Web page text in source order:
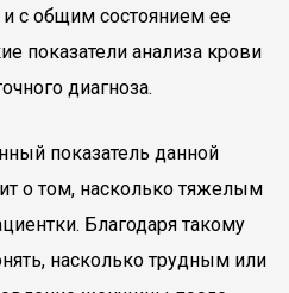
с общим состоянием ее
показатели анализа крови
диагноза.
показатель данной
о том, насколько тяжелым
Благодаря такому
насколько трудным или